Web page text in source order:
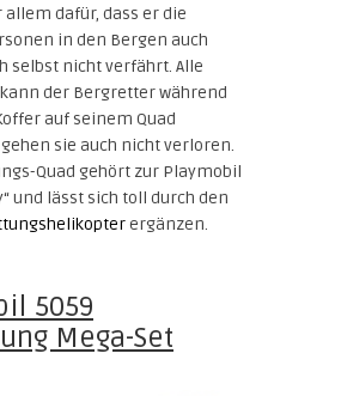
dafür, dass er die
in den Bergen auch
selbst nicht verfährt. Alle
der Bergretter während
auf seinem Quad
sie auch nicht verloren.
Quad gehört zur Playmobil
und lässt sich toll durch den
ergänzen.
5059
Mega-Set